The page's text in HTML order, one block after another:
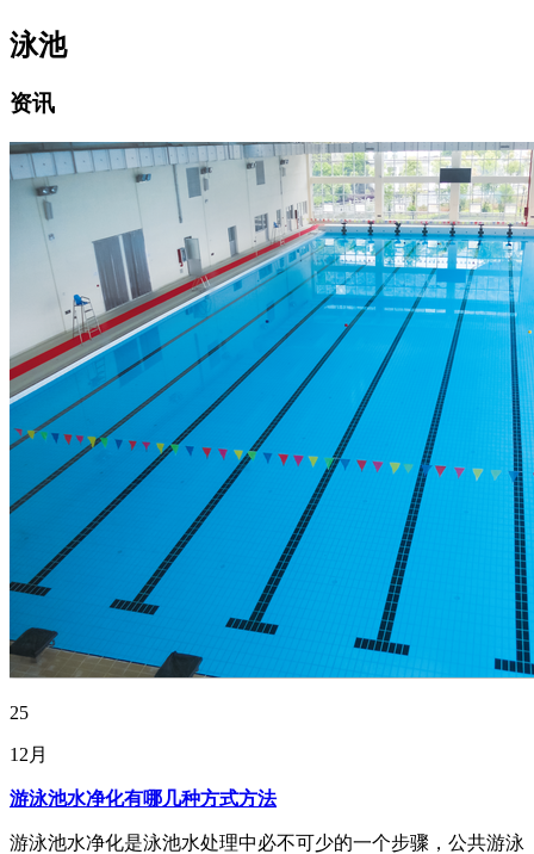
泳池
资讯
25
12月
游泳池水净化有哪几种方式方法
游泳池水净化是泳池水处理中必不可少的一个步骤，公共游泳